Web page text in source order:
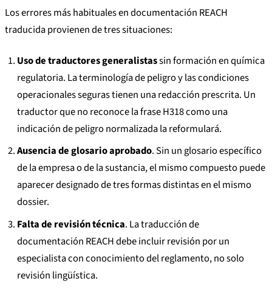
Los errores más habituales en documentación REACH
traducida provienen de tres situaciones:
Uso de traductores generalistassin formación en química
regulatoria. La terminología de peligro y las condiciones
operacionales seguras tienen una redacción prescrita. Un
traductor que no reconoce la frase H318 como una
indicación de peligro normalizada la reformulará.
Ausencia de glosario aprobado. Sin un glosario específico
de la empresa o de la sustancia, el mismo compuesto puede
aparecer designado de tres formas distintas en el mismo
dossier.
Falta de revisión técnica. La traducción de
documentación REACH debe incluir revisión por un
especialista con conocimiento del reglamento, no solo
revisión lingüística.